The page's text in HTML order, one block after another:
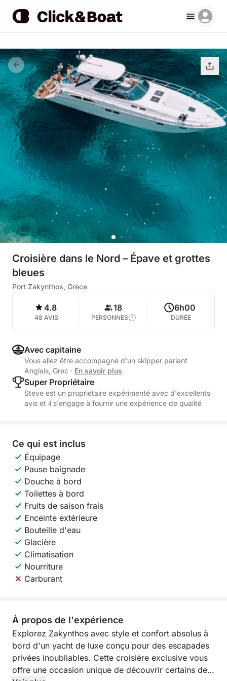
Croisière dans le Nord – Épave et grottes
bleues
Port Zakynthos, Grèce
4.8
48 AVIS
18
PERSONNES
6h00
DURÉE
Avec capitaine
Vous allez être accompagné d'un skipper parlant
Anglais, Grec · En savoir plus
Super Propriétaire
Steve est un propriétaire expérimenté avec d'excellents
avis et il s'engage à fournir une expérience de qualité
Ce qui est inclus
Équipage
Pause baignade
Douche à bord
Toilettes à bord
Fruits de saison frais
Enceinte extérieure
Bouteille d'eau
Glacière
Climatisation
Nourriture
Carburant
À propos de l'expérience
Explorez Zakynthos avec style et confort absolus à
bord d'un yacht de luxe conçu pour des escapades
privées inoubliables. Cette croisière exclusive vous
offre une occasion unique de découvrir certains des